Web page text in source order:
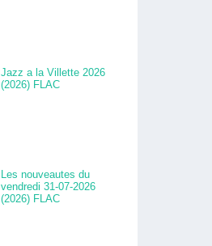
Jazz a la Villette 2026
(2026) FLAC
Les nouveautes du
vendredi 31-07-2026
(2026) FLAC